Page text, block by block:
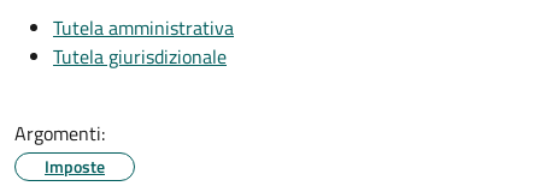
Tutela amministrativa
Tutela giurisdizionale
Argomenti:
Imposte